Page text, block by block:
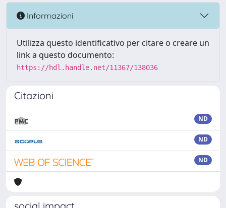
Informazioni
Utilizza questo identificativo per citare o creare un
link a questo documento:
https://hdl.handle.net/11367/138036
Citazioni
ND
ND
ND